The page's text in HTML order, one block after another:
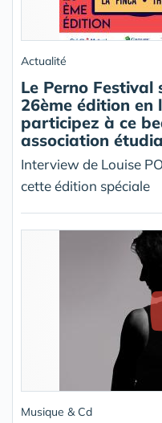
Actualité
Le Perno
26ème édition en
participez à ce
association
Interview de Louise
cette édition spéciale
Musique & Cd